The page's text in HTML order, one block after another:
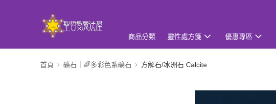
商品分類 靈性處方箋 優惠專區
首頁 礦石｜🌈多彩色系礦石 方解石/冰洲石 Calcite